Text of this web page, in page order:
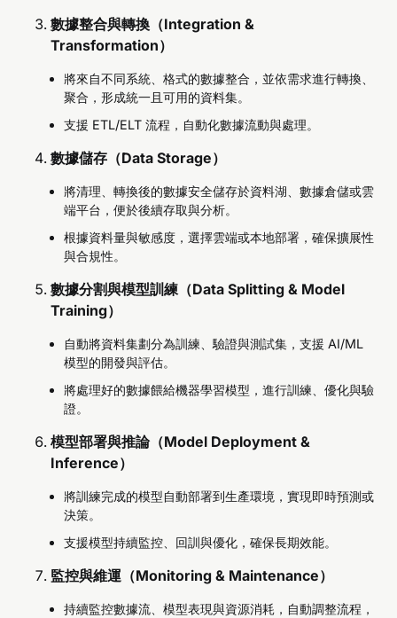
數據整合與轉換（Integration &
Transformation）
將來自不同系統、格式的數據整合，並依需求進行轉換、
聚合，形成統一且可用的資料集。
支援 ETL/ELT 流程，自動化數據流動與處理。
數據儲存（Data Storage）
將清理、轉換後的數據安全儲存於資料湖、數據倉儲或雲
端平台，便於後續存取與分析。
根據資料量與敏感度，選擇雲端或本地部署，確保擴展性
與合規性。
數據分割與模型訓練（Data Splitting & Model
Training）
自動將資料集劃分為訓練、驗證與測試集，支援 AI/ML
模型的開發與評估。
將處理好的數據餵給機器學習模型，進行訓練、優化與驗
證。
模型部署與推論（Model Deployment &
Inference）
將訓練完成的模型自動部署到生產環境，實現即時預測或
決策。
支援模型持續監控、回訓與優化，確保長期效能。
監控與維運（Monitoring & Maintenance）
持續監控數據流、模型表現與資源消耗，自動調整流程，